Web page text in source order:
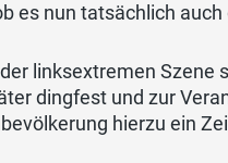
es nun tatsächlich
linksextremen Szene
dingfest und zur
hierzu ein